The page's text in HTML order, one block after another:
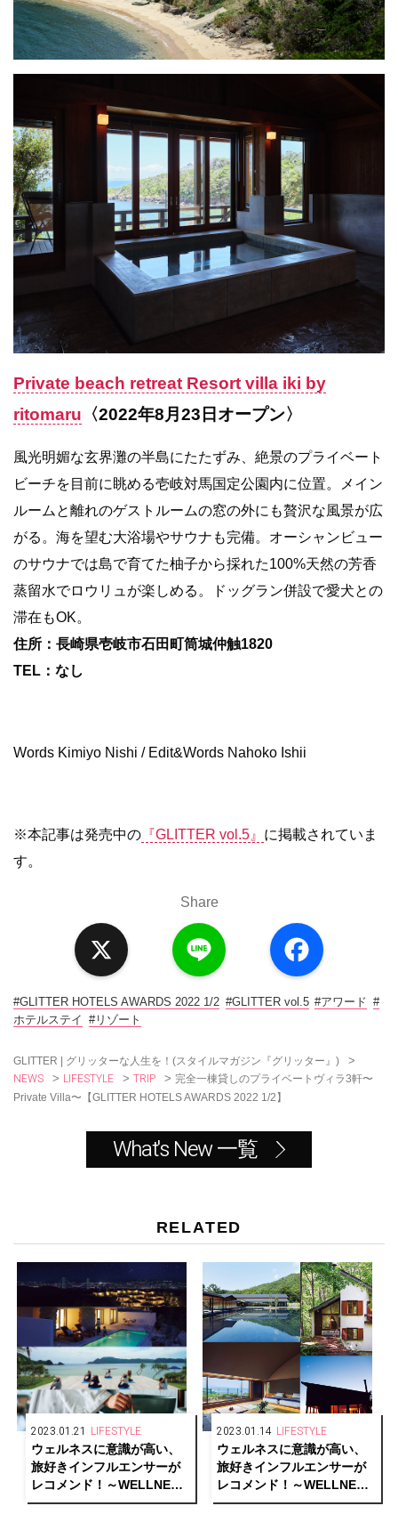
Private beach retreat Resort villa iki by
ritomaru 〈2022年8月23日オープン〉
風光明媚な玄界灘の半島にたたずみ、絶景のプライベート
ビーチを目前に眺める壱岐対馬国定公園内に位置。メイン
ルームと離れのゲストルームの窓の外にも贅沢な風景が広
がる。海を望む大浴場やサウナも完備。オーシャンビュー
のサウナでは島で育てた柚子から採れた100%天然の芳香
蒸留水でロウリュが楽しめる。ドッグラン併設で愛犬との
滞在もOK。
住所：長崎県壱岐市石田町筒城仲触1820
TEL：なし
Words Kimiyo Nishi / Edit&Words Nahoko Ishii
※本記事は発売中の 『GLITTER vol.5』 に掲載されていま
す。
Share
a
c
o
#GLITTER HOTELS AWARDS 2022 1/2 #GLITTER vol.5 #アワード #
ホテルステイ #リゾート
GLITTER | グリッターな人生を！(スタイルマガジン『グリッター』) >
NEWS > LIFESTYLE > TRIP > 完全一棟貸しのプライベートヴィラ3軒〜
Private Villa〜【GLITTER HOTELS AWARDS 2022 1/2】
What's New 一覧
RELATED
2023.01.21 LIFESTYLE
ウェルネスに意識が高い、
旅好きインフルエンサーが
レコメンド！～WELLNESS
PERSON SELECTIONS～
2023.01.14 LIFESTYLE
ウェルネスに意識が高い、
旅好きインフルエンサーが
レコメンド！～WELLNESS
PERSON SELECTIONS～